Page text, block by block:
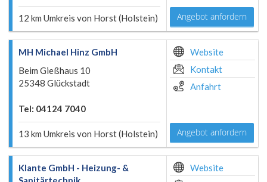
12 km Umkreis von Horst (Holstein) Angebot anfordern
MH Michael Hinz GmbH
Beim Gießhaus 10
25348 Glückstadt
Tel: 04124 7040
13 km Umkreis von Horst (Holstein)
Website
Kontakt
Anfahrt
Angebot anfordern
Klante GmbH - Heizung- &
Website